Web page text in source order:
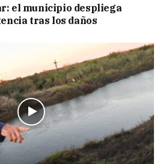
el municipio despliega
tras los daños